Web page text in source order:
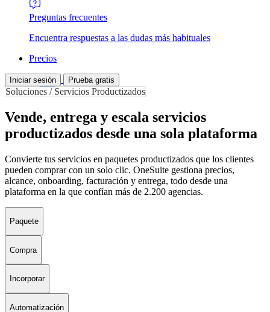
Preguntas frecuentes
Encuentra respuestas a las dudas más habituales
Precios
Iniciar sesión Prueba gratis
Soluciones / Servicios Productizados
Vende, entrega y escala servicios
productizados desde una sola plataforma
Convierte tus servicios en paquetes productizados que los clientes
pueden comprar con un solo clic. OneSuite gestiona precios,
alcance, onboarding, facturación y entrega, todo desde una
plataforma en la que confían más de 2.200 agencias.
Paquete
Compra
Incorporar
Automatización